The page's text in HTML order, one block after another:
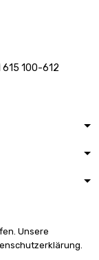
615 100-612
Unsere